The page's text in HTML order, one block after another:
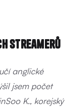
streamerů
anglické
jsem počet
K., korejský